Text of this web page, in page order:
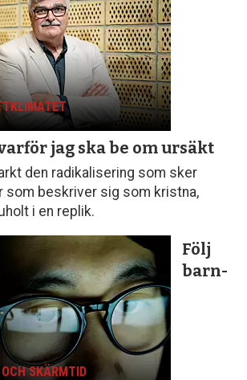
jag ska be om ursäkt
den radikalisering som sker
som beskriver sig som kristna,
i en replik.
SKÄRMTID
Följ
barn­